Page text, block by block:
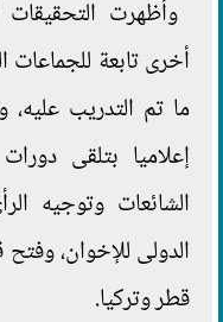
وأظهرت
أخرى تابعة للجماعات
ما تم التدريب
إعلاميا بتلقى
الشائعات وتوجيه
الدولى للإخوان،
قطر وتركيا.